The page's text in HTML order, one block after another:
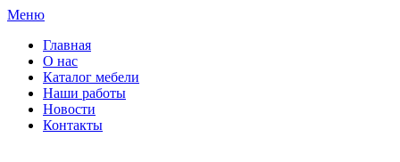
Меню
Главная
О нас
Каталог мебели
Наши работы
Новости
Контакты